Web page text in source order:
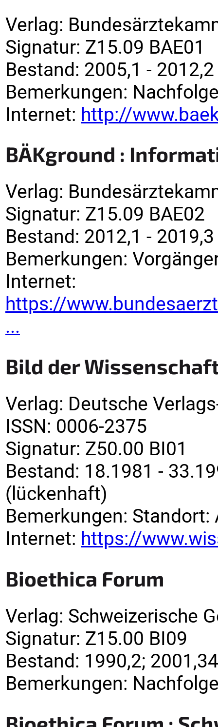
Verlag:
Signatur: Z15.09 BAE01
Bestand: 2005,1 - 2012,2
Bemerkungen:
Internet: http://
BÄKground :
Verlag:
Signatur: Z15.09 BAE02
Bestand: 2012,1 - 2019,3
Bemerkungen:
Internet:
https://
...
Bild der
Verlag: Deutsche
ISSN: 0006-2375
Signatur: Z50.00 BI01
Bestand: 18.1981 -
(lückenhaft)
Bemerkungen: Standort:
Internet: https://
Bioethica Forum
Verlag: Schweizerische
Signatur: Z15.00 BI09
Bestand: 1990,2;
Bemerkungen: